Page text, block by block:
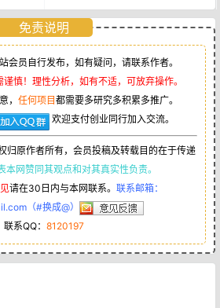
免责说明
员自行发布，如有疑问，请联系作者。
慎！理性分析，如有不适，可放弃操作。
， 任何项目 都需要多研究多积累多推广。
欢迎支付创业同行加入交流。
归原作者所有，会员投稿及转载目的在于传递
本网赞同其观点和对其真实性负责。
请在30日内与本网联系。 联系邮箱：
（#换成@）
联系QQ： 8120197